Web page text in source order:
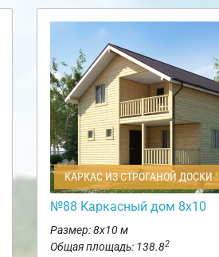
КАРКАС ИЗ СТРОГАНОЙ ДОСКИ
№88 Каркасный дом 8х10
Размер: 8х10 м
Общая площадь: 138.82